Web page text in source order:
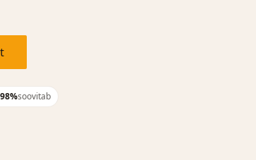
98%soovitab